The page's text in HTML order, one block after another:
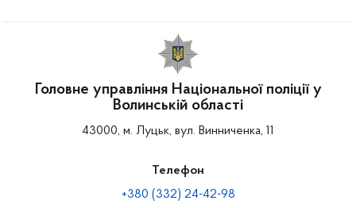
Головне управління Національної поліції у
Волинській області
43000, м. Луцьк, вул. Винниченка, 11
Телефон
+380 (332) 24-42-98